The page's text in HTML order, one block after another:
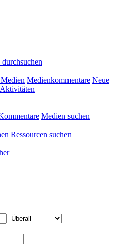
Medienkommentare Neue
Medien suchen
Ressourcen suchen